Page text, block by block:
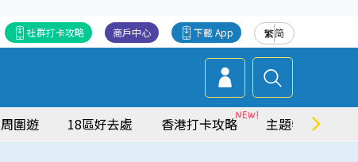
繁简
下載 App
商戶中心
社群打卡攻略
周圍遊 18區好去處 香港打卡攻略 主題特集